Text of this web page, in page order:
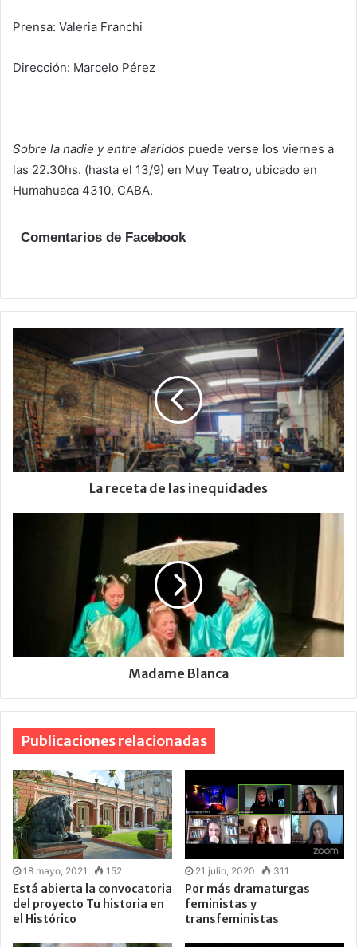
Prensa: Valeria Franchi
Dirección: Marcelo Pérez
Sobre la nadie y entre alaridos puede verse los viernes a
las 22.30hs. (hasta el 13/9) en Muy Teatro, ubicado en
Humahuaca 4310, CABA.
Comentarios de Facebook
La receta de las inequidades
Madame Blanca
Publicaciones relacionadas
18 mayo, 2021 152
Está abierta la convocatoria
del proyecto Tu historia en
el Histórico
21 julio, 2020 311
Por más dramaturgas
feministas y
transfeministas